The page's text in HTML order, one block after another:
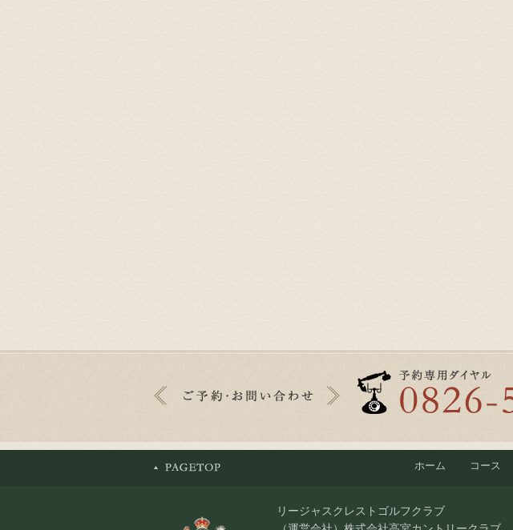
ホーム コース
リージャスクレストゴルフクラブ